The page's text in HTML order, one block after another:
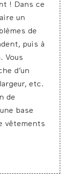
! Dans ce
un
de
puis à
Vous
d’un
etc.
de
base
vêtements